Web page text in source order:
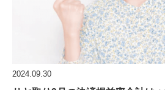
2024.09.30